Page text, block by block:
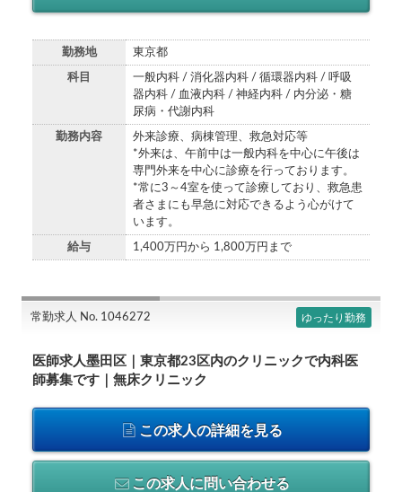
勤務地 東京都
科目
一般内科 / 消化器内科 / 循環器内科 / 呼吸
器内科 / 血液内科 / 神経内科 / 内分泌・糖
尿病・代謝内科
勤務内容
外来診療、病棟管理、救急対応等
*外来は、午前中は一般内科を中心に午後は
専門外来を中心に診療を行っております。
*常に3～4室を使って診療しており、救急患
者さまにも早急に対応できるよう心がけて
います。
給与 1,400万円から 1,800万円まで
常勤求人 No. 1046272 ゆったり勤務
医師求人墨田区｜東京都23区内のクリニックで内科医
師募集です｜無床クリニック
この求人の詳細を見る
この求人に問い合わせる